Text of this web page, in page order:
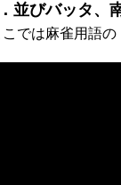
並びバッタ、
こでは麻雀用語